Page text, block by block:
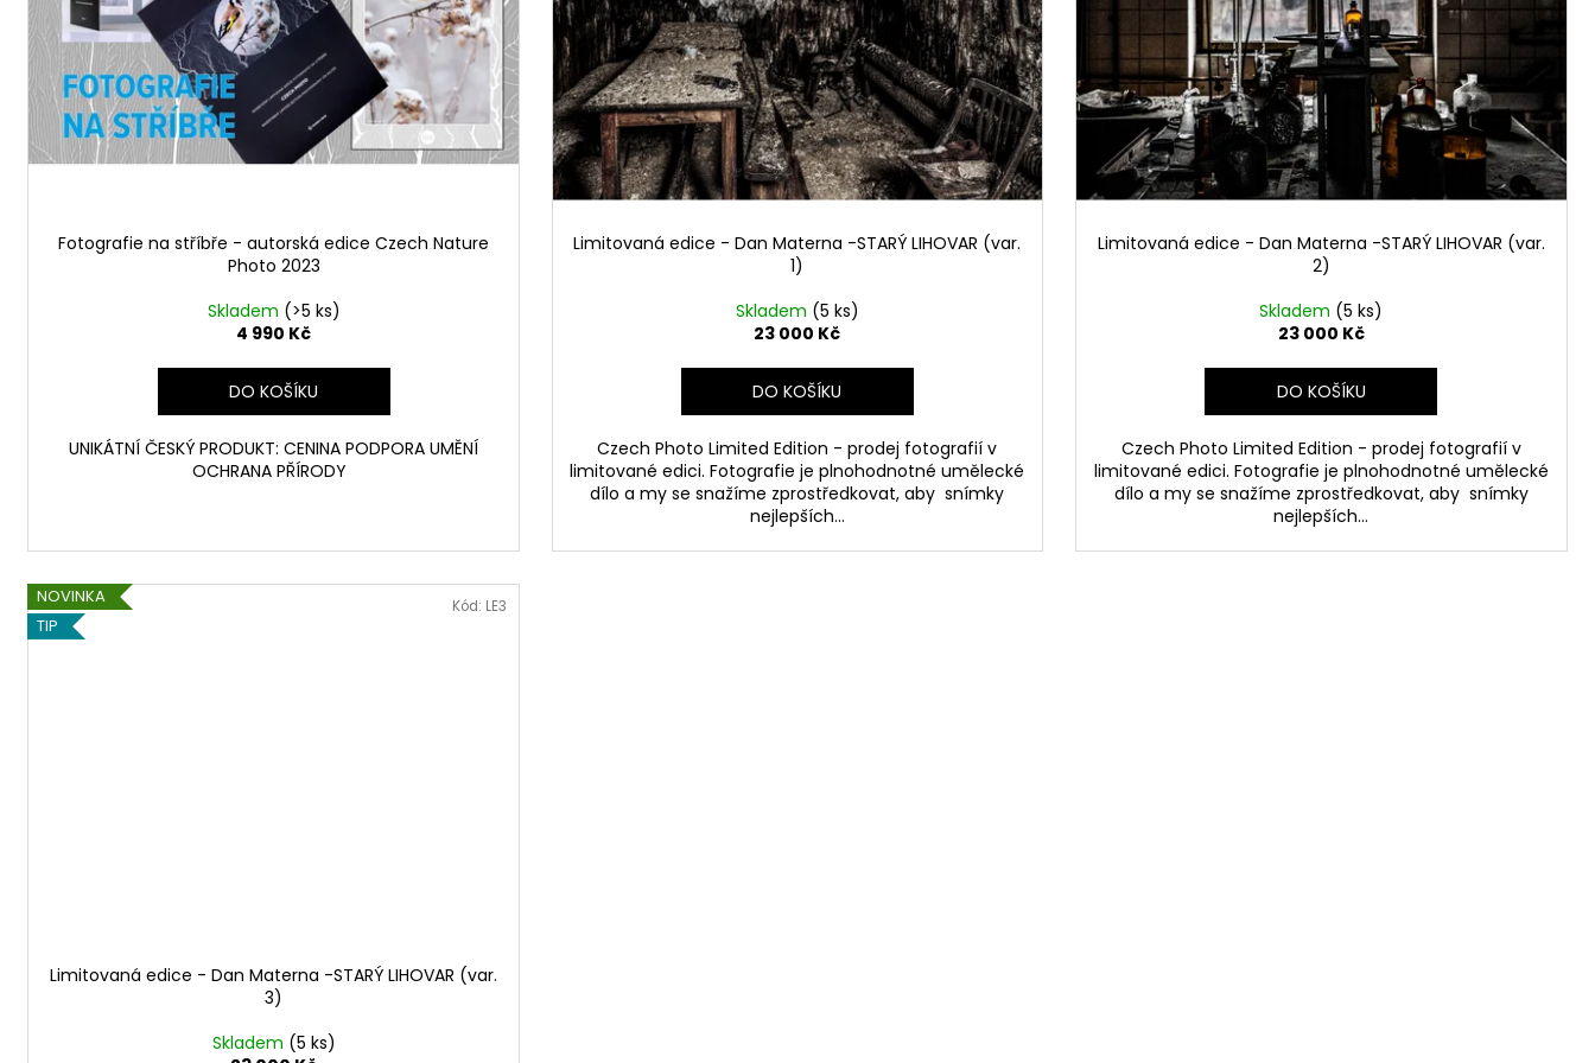
t
ů
r
d
k
Fotografie na stříbře - autorská edice Czech Nature
Photo 2023
Skladem (>5 ks)
4 990 Kč
DO KOŠÍKU
UNIKÁTNÍ ČESKÝ PRODUKT: CENINA PODPORA UMĚNÍ
OCHRANA PŘÍRODY
Limitovaná edice - Dan Materna -STARÝ LIHOVAR (var.
1)
Skladem (5 ks)
23 000 Kč
DO KOŠÍKU
Czech Photo Limited Edition - prodej fotografií v
limitované edici. Fotografie je plnohodnotné umělecké
dílo a my se snažíme zprostředkovat, aby snímky
nejlepších...
Limitovaná edice - Dan Materna -STARÝ LIHOVAR (var.
2)
Skladem (5 ks)
23 000 Kč
DO KOŠÍKU
Czech Photo Limited Edition - prodej fotografií v
limitované edici. Fotografie je plnohodnotné umělecké
dílo a my se snažíme zprostředkovat, aby snímky
nejlepších...
NOVINKA
TIP
Limitovaná edice - Dan Materna -STARÝ LIHOVAR (var.
3)
Skladem (5 ks)
Kód: LE3